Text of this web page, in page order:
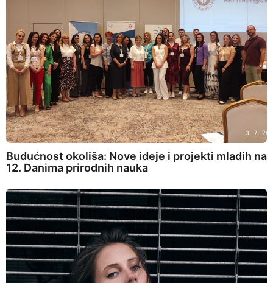
Budućnost okoliša: Nove ideje i projekti mladih na
12. Danima prirodnih nauka